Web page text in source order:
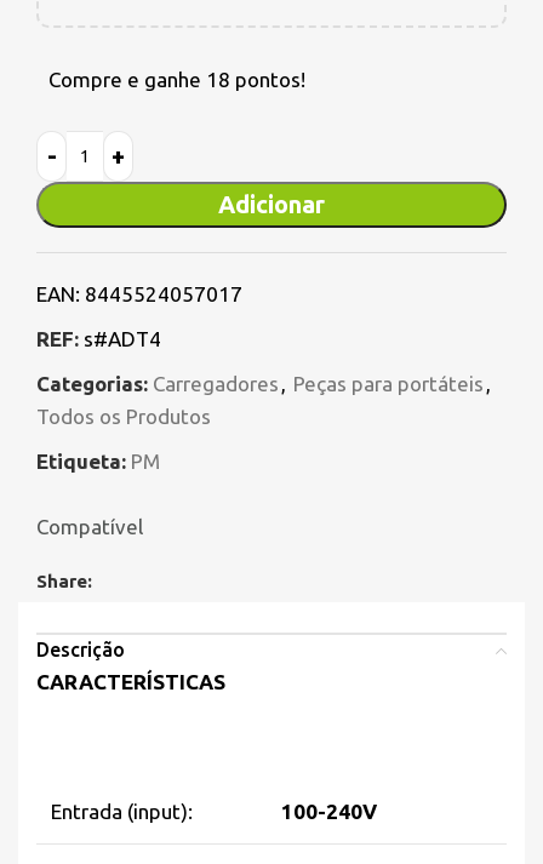
Compre e ganhe 18 pontos!
Adicionar
EAN: 8445524057017
REF: s#ADT4
Categorias: Carregadores , Peças para portáteis ,
Todos os Produtos
Etiqueta: PM
Compatível
Share:
Descrição
CARACTERÍSTICAS
Entrada (input): 100-240V